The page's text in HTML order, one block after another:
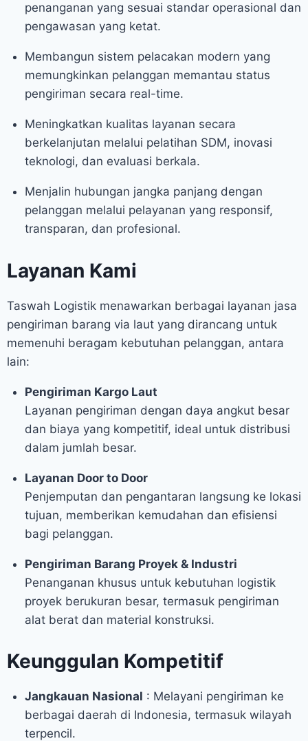
penanganan yang sesuai standar operasional dan
pengawasan yang ketat.
Membangun sistem pelacakan modern yang
memungkinkan pelanggan memantau status
pengiriman secara real-time.
Meningkatkan kualitas layanan secara
berkelanjutan melalui pelatihan SDM, inovasi
teknologi, dan evaluasi berkala.
Menjalin hubungan jangka panjang dengan
pelanggan melalui pelayanan yang responsif,
transparan, dan profesional.
Layanan Kami
Taswah Logistik menawarkan berbagai layanan jasa
pengiriman barang via laut yang dirancang untuk
memenuhi beragam kebutuhan pelanggan, antara
lain:
Pengiriman Kargo Laut
Layanan pengiriman dengan daya angkut besar
dan biaya yang kompetitif, ideal untuk distribusi
dalam jumlah besar.
Layanan Door to Door
Penjemputan dan pengantaran langsung ke lokasi
tujuan, memberikan kemudahan dan efisiensi
bagi pelanggan.
Pengiriman Barang Proyek & Industri
Penanganan khusus untuk kebutuhan logistik
proyek berukuran besar, termasuk pengiriman
alat berat dan material konstruksi.
Keunggulan Kompetitif
Jangkauan Nasional : Melayani pengiriman ke
berbagai daerah di Indonesia, termasuk wilayah
terpencil.